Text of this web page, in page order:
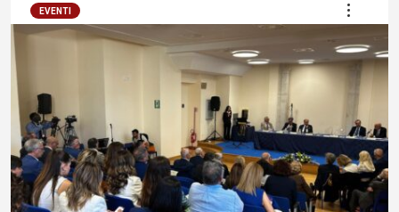
EVENTI